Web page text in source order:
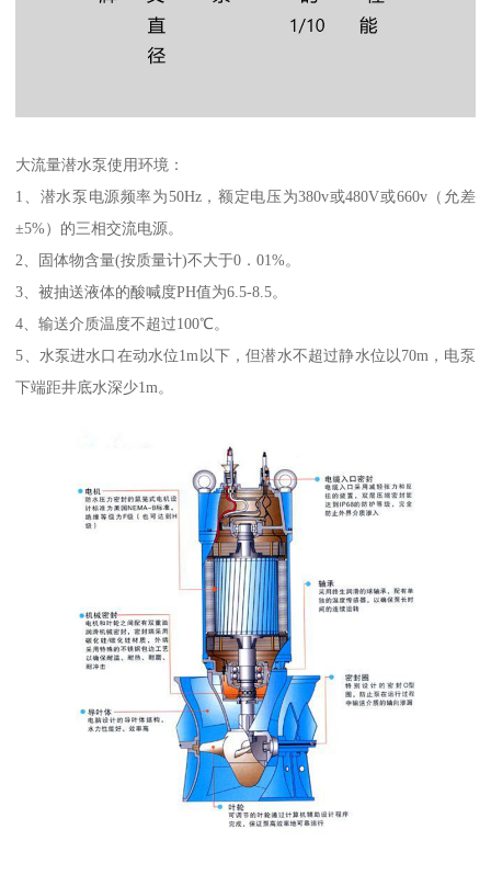
大流量潜水泵使用环境：
1、潜水泵电源频率为50Hz，额定电压为380v或480V或660v（允差
±5%）的三相交流电源。
2、固体物含量(按质量计)不大于0．01%。
3、被抽送液体的酸喊度PH值为6.5-8.5。
4、输送介质温度不超过100℃。
5、水泵进水口在动水位1m以下，但潜水不超过静水位以70m，电泵
下端距井底水深少1m。